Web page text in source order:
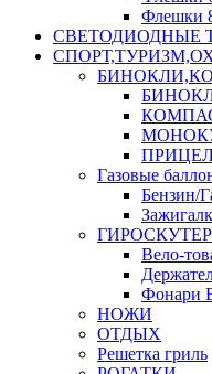
Флешки
СВЕТОДИОДНЫЕ
Газовые
Бензин/
Вело-
Фонари
НОЖИ
ОТДЫХ
Решетка гриль